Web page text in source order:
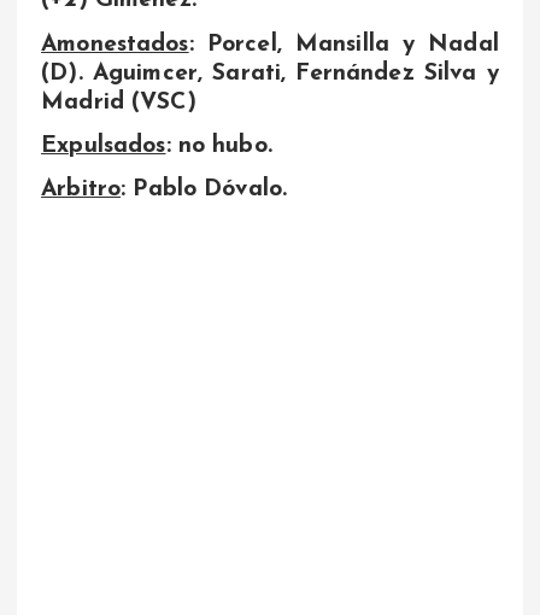
Amonestados: Porcel, Mansilla y Nadal
(D). Aguimcer, Sarati, Fernández Silva y
Madrid (VSC)
Expulsados: no hubo.
Arbitro: Pablo Dóvalo.